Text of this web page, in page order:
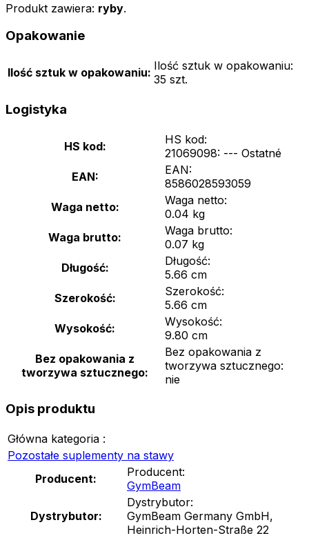
Produkt zawiera: ryby.
Opakowanie
Ilość sztuk w opakowaniu: Ilość sztuk w opakowaniu:
35 szt.
Logistyka
HS kod:
HS kod:
21069098: --- Ostatné
EAN:
EAN:
8586028593059
Waga netto:
Waga netto:
0.04 kg
Waga brutto:
Waga brutto:
0.07 kg
Długość:
Długość:
5.66 cm
Szerokość:
Szerokość:
5.66 cm
Wysokość:
Wysokość:
9.80 cm
Bez opakowania z
tworzywa sztucznego:
Bez opakowania z
tworzywa sztucznego:
nie
Opis produktu
Główna kategoria :
Pozostałe suplementy na stawy
Producent:
Producent:
GymBeam
Dystrybutor:
Dystrybutor:
GymBeam Germany GmbH,
Heinrich-Horten-Straße 22